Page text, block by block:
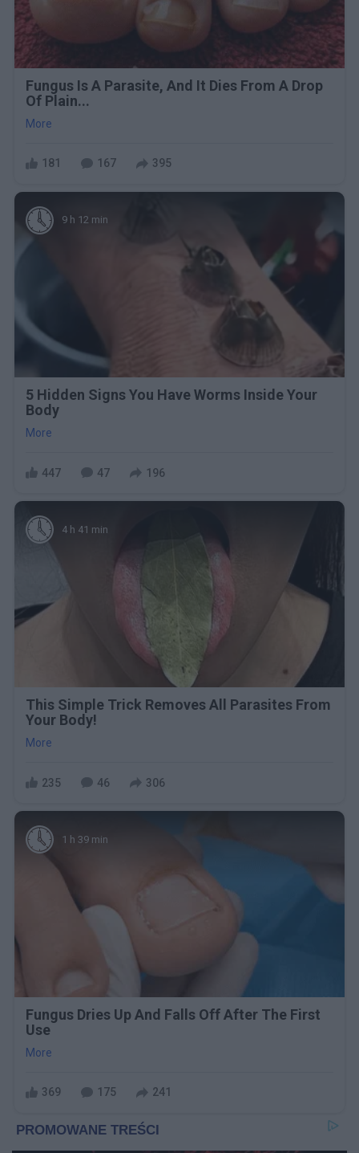
Fungus Is A Parasite, And It Dies From A Drop
Of Plain...
More
181 167 395
9 h 12 min
5 Hidden Signs You Have Worms Inside Your
Body
More
447 47 196
4 h 41 min
This Simple Trick Removes All Parasites From
Your Body!
More
235 46 306
1 h 39 min
Fungus Dries Up And Falls Off After The First
Use
More
369 175 241